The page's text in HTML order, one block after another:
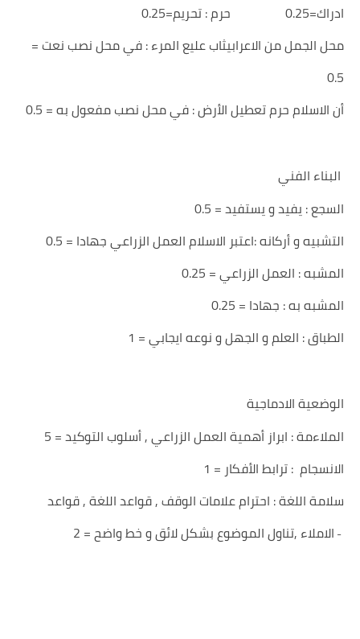
ادراك=0.25 حرم : تحريم=0.25
محل الجمل من الاعرابيثاب عليع المرء : في محل نصب نعت =
0.5
أن الاسلام حرم تعطيل الأرض : في محل نصب مفعول به = 0.5
السجع : يفيد و يستفيد = 0.5
التشبيه و أركانه :اعتبر الاسلام العمل الزراعي جهادا = 0.5
المشبه : العمل الزراعي = 0.25
المشبه به : جهادا = 0.25
الطباق : العلم و الجهل و نوعه ايجابي = 1
الوضعية الادماجية
الملاءمة : ابراز أهمية العمل الزراعي , أسلوب التوكيد = 5
الانسجام : ترابط الأفكار = 1
سلامة اللغة : احترام علامات الوقف , قواعد اللغة , قواعد
الاملاء ,تناول الموضوع بشكل لائق و خط واضح = 2-